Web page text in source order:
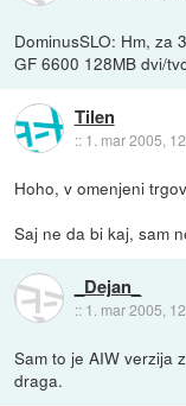
DominusSLO: Hm, za
GF 6600 128MB dvi/
Tilen
:: 1. mar 2005,
Hoho, v omenjeni
Saj ne da bi kaj, sam
_Dejan_
:: 1. mar 2005,
Sam to je AIW verzija
draga.